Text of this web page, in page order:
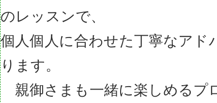
のレッスンで、
個人個人に合わせた丁寧なアド
ります。
親御さまも一緒に楽しめるプ